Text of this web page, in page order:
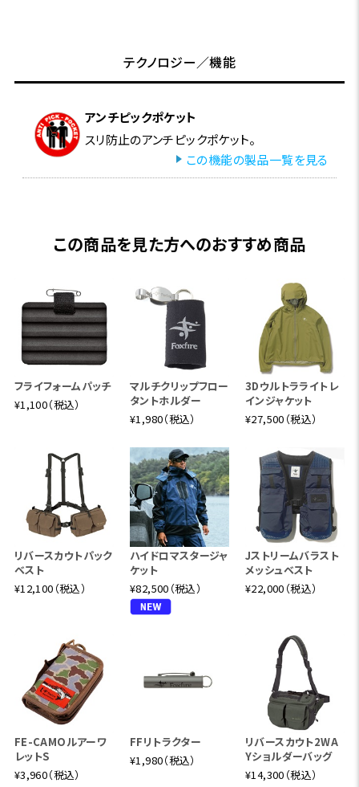
テクノロジー／機能
アンチピックポケット
スリ防止のアンチピックポケット。
この機能の製品一覧を見る
この商品を見た方へのおすすめ商品
フライフォームパッチ
¥1,100（税込）
マルチクリップフロー
タントホルダー
¥1,980（税込）
3Dウルトラライトレ
インジャケット
¥27,500（税込）
リバースカウトパック
ベスト
¥12,100（税込）
ハイドロマスタージャ
ケット
¥82,500（税込）
Jストリームバラスト
メッシュベスト
¥22,000（税込）
FE-CAMOルアーワ
レットS
¥3,960（税込）
FFリトラクター
¥1,980（税込）
リバースカウト2WA
Yショルダーバッグ
¥14,300（税込）